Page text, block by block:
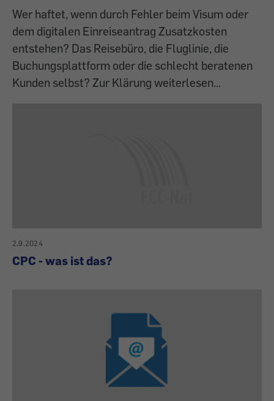
Wer haftet, wenn durch Fehler beim Visum oder
dem digitalen Einreiseantrag Zusatzkosten
entstehen? Das Reisebüro, die Fluglinie, die
Buchungsplattform oder die schlecht beratenen
Kunden selbst? Zur Klärung weiterlesen...
2.9.2024
CPC - was ist das?